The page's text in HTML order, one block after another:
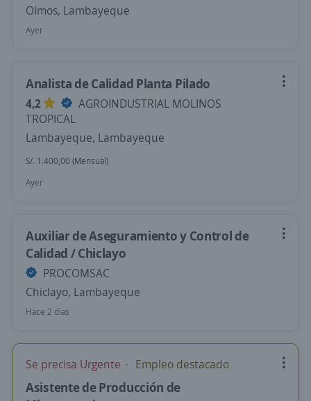
Olmos, Lambayeque
Ayer
Analista de Calidad Planta Pilado
4,2
AGROINDUSTRIAL MOLINOS
TROPICAL
Lambayeque, Lambayeque
S/. 1.400,00 (Mensual)
Ayer
Auxiliar de Aseguramiento y Control de
Calidad / Chiclayo
PROCOMSAC
Chiclayo, Lambayeque
Hace 2 días
Se precisa Urgente Empleo destacado
Asistente de Producción de